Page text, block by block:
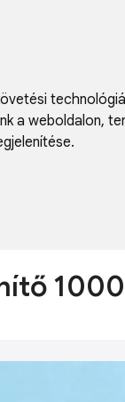
a weboldalon,
.